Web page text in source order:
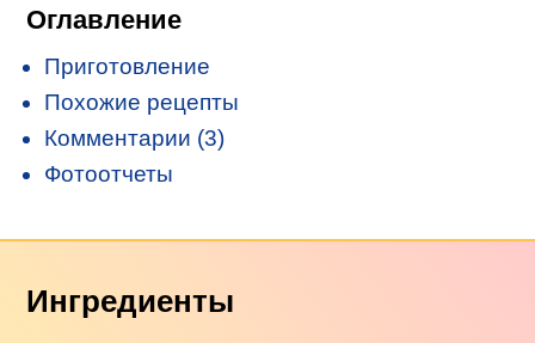
Оглавление
Приготовление
Похожие рецепты
Комментарии (3)
Фотоотчеты
Ингредиенты